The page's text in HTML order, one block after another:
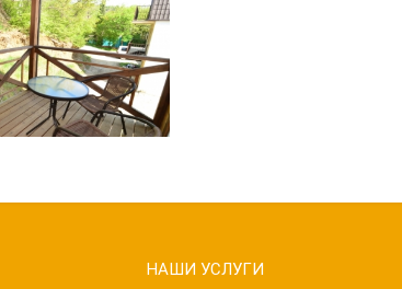
НАШИ УСЛУГИ